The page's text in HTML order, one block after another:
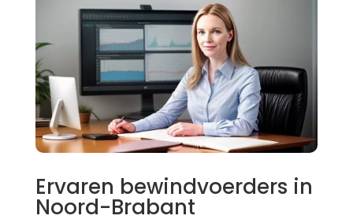
Ervaren bewindvoerders in
Noord-Brabant